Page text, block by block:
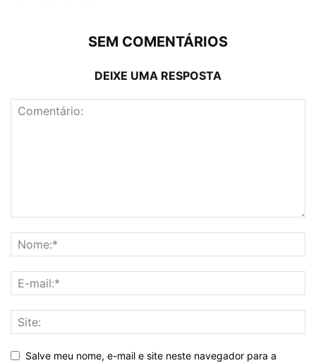
SEM COMENTÁRIOS
DEIXE UMA RESPOSTA
Salve meu nome, e-mail e site neste navegador para a